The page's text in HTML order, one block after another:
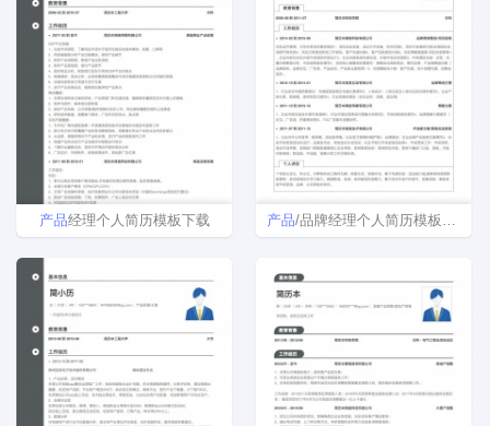
产品经理个人简历模板下载 产品/品牌经理个人简历模板下载word格式